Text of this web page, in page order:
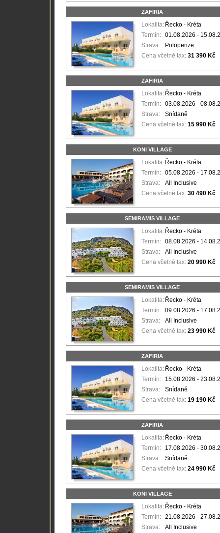
ZAFIRIA
Lokalita: Řecko - Kréta
Termín: 01.08.2026 -
Strava:
Polopenze
Cena včetně tax: 31 390 Kč
ZAFIRIA
Lokalita: Řecko - Kréta
Termín: 03.08.2026 -
Strava:
Snídaně
Cena včetně tax: 15 990 Kč
KONI VILLAGE
Lokalita: Řecko - Kréta
Termín: 05.08.2026 -
Strava:
All Inclusive
Cena včetně tax: 30 490 Kč
SEMIRAMIS VILLAGE
Lokalita: Řecko - Kréta
Termín: 08.08.2026 -
Strava:
All Inclusive
Cena včetně tax: 20 990 Kč
SEMIRAMIS VILLAGE
Lokalita: Řecko - Kréta
Termín: 09.08.2026 -
Strava:
All Inclusive
Cena včetně tax: 23 990 Kč
ZAFIRIA
Lokalita: Řecko - Kréta
Termín:
15.08.2026 -
Strava:
Snídaně
Cena včetně tax: 19 190 Kč
ZAFIRIA
Lokalita: Řecko - Kréta
Termín:
17.08.2026 -
Strava:
Snídaně
Cena včetně tax: 24 990 Kč
KONI VILLAGE
Lokalita: Řecko - Kréta
Termín: 21.08.2026 -
Strava:
All Inclusive